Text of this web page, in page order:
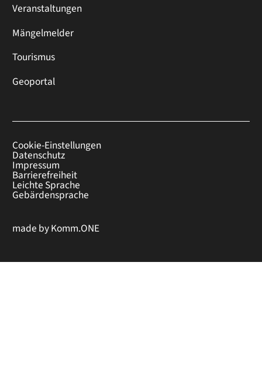
Veranstaltungen
Mängelmelder
Tourismus
Geoportal
Cookie-Einstellungen
Datenschutz
Impressum
Barrierefreiheit
Leichte Sprache
Gebärdensprache
made byKomm.ONE